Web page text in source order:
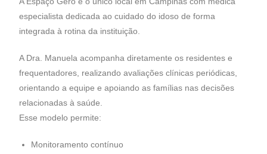
especialista dedicada ao cuidado do idoso de forma
integrada à rotina da instituição.
A Dra. Manuela acompanha diretamente os residentes e
frequentadores, realizando avaliações clínicas periódicas,
orientando a equipe e apoiando as famílias nas decisões
relacionadas à saúde.
Esse modelo permite:
Monitoramento contínuo